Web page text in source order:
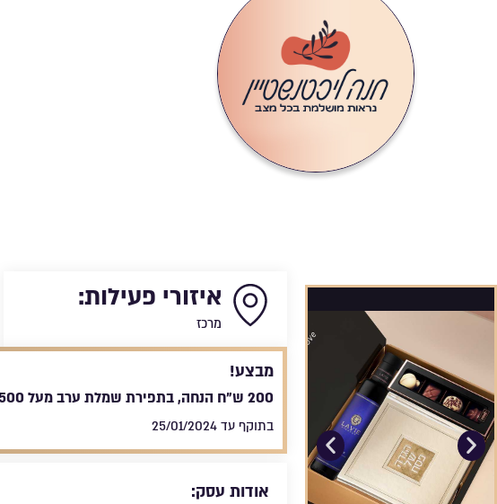
איזורי פעילות:
מרכז
מבצע!
200 ש"ח הנחה, בתפירת שמלת ערב מעל 1500 ש"ח. (מוגבל ל3 לקוחות)
בתוקף עד 25/01/2024
אודות עסק: